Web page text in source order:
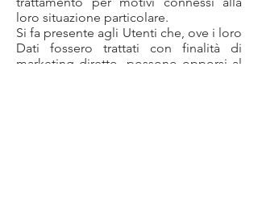
loro situazione particolare.
Si fa presente agli Utenti che, ove i loro
Dati fossero trattati con finalità di
marketing diretto, possono opporsi al